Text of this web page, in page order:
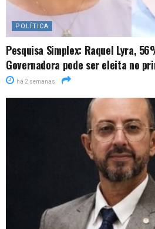
POLÍTICA
Pesquisa Simplex: Raquel Lyra,
Governadora pode ser eleita no
há 2 semanas